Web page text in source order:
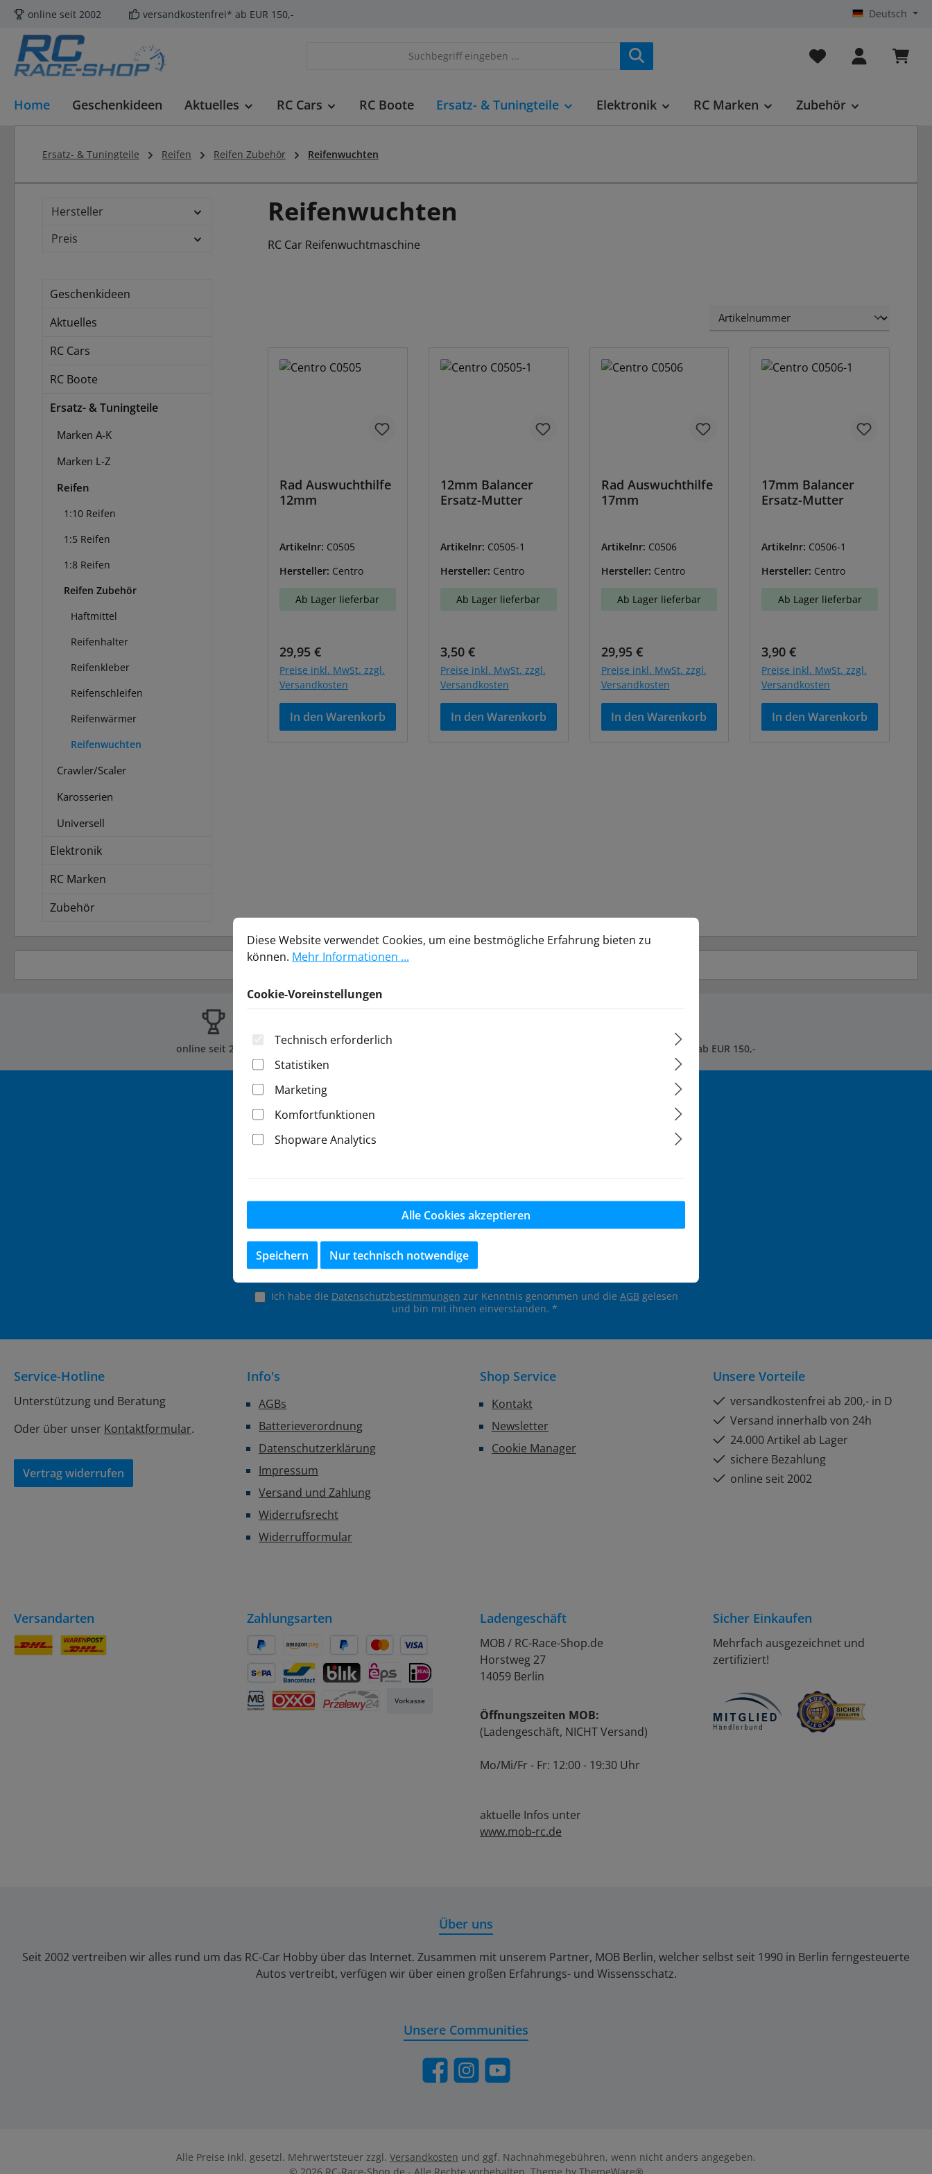
Hauptinhalt springen
Zur Suche springen
Zur Hauptnavigation springen
online seit 2002 versandkostenfrei* ab EUR 150,- Deutsch
Du hast 0 Produkte
Home Geschenkideen Aktuelles RC Cars RC Boote Ersatz- & Tuningteile Elektronik RC Marken Zubehör
Ersatz- & Tuningteile Reifen Reifen Zubehör Reifenwuchten
Hersteller
Preis
Geschenkideen
Aktuelles
RC Cars
RC Boote
Ersatz- & Tuningteile
Marken A-K
Marken L-Z
Reifen
1:10 Reifen
1:5 Reifen
1:8 Reifen
Reifen Zubehör
Haftmittel
Reifenhalter
Reifenkleber
Reifenschleifen
Reifenwärmer
Reifenwuchten
Crawler/Scaler
Karosserien
Universell
Elektronik
RC Marken
Zubehör
Reifenwuchten
RC Car Reifenwuchtmaschine
Rad Auswuchthilfe
12mm
Artikelnr: C0505
Hersteller: Centro
Ab Lager lieferbar
Regulärer Preis:
29,95 €
Preise inkl. MwSt. zzgl.
Versandkosten
In den Warenkorb
12mm Balancer
Ersatz-Mutter
Artikelnr: C0505-1
Hersteller: Centro
Ab Lager lieferbar
Regulärer Preis:
3,50 €
Preise inkl. MwSt. zzgl.
Versandkosten
In den Warenkorb
Rad Auswuchthilfe
17mm
Artikelnr: C0506
Hersteller: Centro
Ab Lager lieferbar
Regulärer Preis:
29,95 €
Preise inkl. MwSt. zzgl.
Versandkosten
In den Warenkorb
17mm Balancer
Ersatz-Mutter
Artikelnr: C0506-1
Hersteller: Centro
Ab Lager lieferbar
Regulärer Preis:
3,90 €
Preise inkl. MwSt. zzgl.
Versandkosten
In den Warenkorb
online seit 2002 versandkostenfrei* ab EUR 150,-
Abonnieren Sie jetzt einfach unseren regelmäßig erscheinenden Newsletter und Sie
E-
Adresse
*
Nutzungsbedingungen
Ich habe die Datenschutzbestimmungen zur Kenntnis genommen und die AGBgelesen
und bin mit ihnen einverstanden. *
Service-Hotline
Unterstützung und Beratung
Oder über unser Kontaktformular.
Vertrag widerrufen
Info's
AGBs
Batterieverordnung
Datenschutzerklärung
Impressum
Versand und Zahlung
Widerrufsrecht
Widerrufformular
Shop Service
Kontakt
Newsletter
Cookie Manager
Unsere Vorteile
versandkostenfrei ab 200,- in D
Versand innerhalb von 24h
24.000 Artikel ab Lager
sichere Bezahlung
online seit 2002
Versandarten Zahlungsarten
Amazon PaySpäter BezahlenKredit- oder Debitkarte
SEPA Lastschrift
Bancontact
BLIK eps
Vorkasse
Ladengeschäft
MOB / RC-Race-Shop.de
Horstweg 27
14059 Berlin
Öffnungszeiten MOB:
(Ladengeschäft, NICHT Versand)
Mo/Mi/Fr - Fr: 12:00 - 19:30 Uhr
aktuelle Infos unter
www.mob-rc.de
Sicher Einkaufen
Mehrfach ausgezeichnet und
zertifiziert!
Über uns
Seit 2002 vertreiben wir alles rund um das RC-Car Hobby über das Internet. Zusammen mit unserem Partner, MOB Berlin, welcher selbst seit 1990 in Berlin ferngesteuerte
Autos vertreibt, verfügen wir über einen großen Erfahrungs- und Wissensschatz.
Unsere Communities
FacebookInstagramYouTube
Alle Preise inkl. gesetzl. Mehrwertsteuer zzgl. Versandkosten und ggf. Nachnahmegebühren, wenn nicht anders angegeben.
Cookie-Voreinstellungen
Diese Website verwendet Cookies, um eine bestmögliche Erfahrung bieten zu können.
Mehr Informationen ...
Diese Website verwendet Cookies, um eine bestmögliche Erfahrung bieten zu
können. Mehr Informationen ...
Cookie-Voreinstellungen
Technisch erforderlich
Statistiken
Marketing
Komfortfunktionen
Shopware Analytics
Alle Cookies akzeptieren
Speichern Nur technisch notwendige